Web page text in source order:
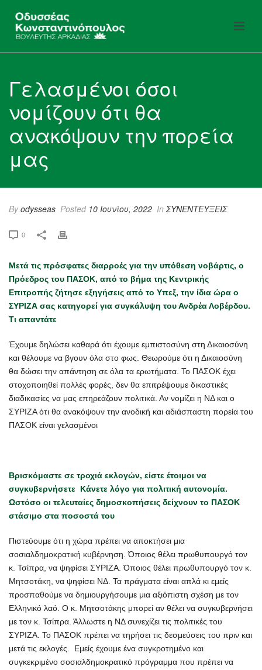
Γελασμένοι όσοι
νομίζουν ότι θα
ανακόψουν την πορεία
μας
Byodysseas Posted 10 Ιουνίου, 2022 InΣΥΝΕΝΤΕΥΞΕΙΣ
0
Μετά τις πρόσφατες διαρροές για την υπόθεση νοβάρτις, ο
Πρόεδρος του ΠΑΣΟΚ, από το βήμα της Κεντρικής
Επιτροπής ζήτησε εξηγήσεις από το Υπεξ, την ίδια ώρα ο
ΣΥΡΙΖΑ σας κατηγορεί για συγκάλυψη του Ανδρέα Λοβέρδου.
Τι απαντάτε
Έχουμε δηλώσει καθαρά ότι έχουμε εμπιστοσύνη στη Δικαιοσύνη
και θέλουμε να βγουν όλα στο φως. Θεωρούμε ότι η Δικαιοσύνη
θα δώσει την απάντηση σε όλα τα ερωτήματα. Το ΠΑΣΟΚ έχει
στοχοποιηθεί πολλές φορές, δεν θα επιτρέψουμε δικαστικές
διαδικασίες να μας επηρεάζουν πολιτικά. Αν νομίζει η ΝΔ και ο
ΣΥΡΙΖΑ ότι θα ανακόψουν την ανοδική και αδιάσπαστη πορεία του
ΠΑΣΟΚ είναι γελασμένοι
Βρισκόμαστε σε τροχιά εκλογών, είστε έτοιμοι να
συγκυβερνήσετε Κάνετε λόγο για πολιτική αυτονομία.
Ωστόσο οι τελευταίες δημοσκοπήσεις δείχνουν το ΠΑΣΟΚ
στάσιμο στα ποσοστά του
Πιστεύουμε ότι η χώρα πρέπει να αποκτήσει μια
σοσιαλδημοκρατική κυβέρνηση. Όποιος θέλει πρωθυπουργό τον
κ. Τσίπρα, να ψηφίσει ΣΥΡΙΖΑ. Όποιος θέλει πρωθυπουργό τον κ.
Μητσοτάκη, να ψηφίσει ΝΔ. Τα πράγματα είναι απλά κι εμείς
προσπαθούμε να δημιουργήσουμε μια αξιόπιστη σχέση με τον
Ελληνικό λαό. Ο κ. Μητσοτάκης μπορεί αν θέλει να συγκυβερνήσει
με τον κ. Τσίπρα. Άλλωστε η ΝΔ συνεχίζει τις πολιτικές του
ΣΥΡΙΖΑ. Το ΠΑΣΟΚ πρέπει να τηρήσει τις δεσμεύσεις του πριν και
μετά τις εκλογές. Εμείς έχουμε ένα συγκροτημένο και
συγκεκριμένο σοσιαλδημοκρατικό πρόγραμμα που πρέπει να